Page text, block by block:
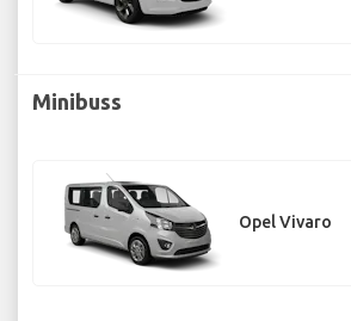
Minibuss
Opel Vivaro